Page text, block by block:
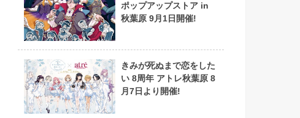
ポップアップストア in
秋葉原 9月1日開催!
きみが死ぬまで恋をした
い 8周年 アトレ秋葉原 8
月7日より開催!